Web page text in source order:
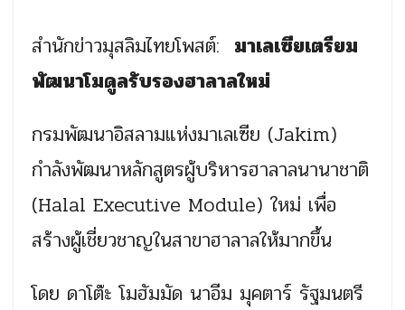
สำนักข่าวมุสลิมไทยโพสต์: มาเลเซียเตรียม
พัฒนาโมดูลรับรองฮาลาลใหม่
กรมพัฒนาอิสลามแห่งมาเลเซีย (Jakim)
กำลังพัฒนาหลักสูตรผู้บริหารฮาลาลนานาชาติ
(Halal Executive Module) ใหม่ เพื่อ
สร้างผู้เชี่ยวชาญในสาขาฮาลาลให้มากขึ้น
โดย ดาโต๊ะ โมฮัมมัด นาอีม มุคตาร์ รัฐมนตรี